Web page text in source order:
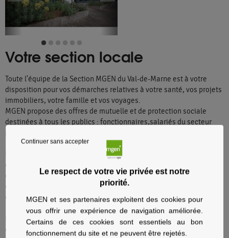
Le respect de votre vie privée est notre
priorité.
MGEN et ses partenaires exploitent des cookies pour
vous offrir une expérience de navigation améliorée.
Certains de ces cookies sont essentiels au bon
fonctionnement du site et ne peuvent être rejetés.
Continuer sans accepter
Votre section locale
Toute l'équipe de la Section MGEN du Val-de-Marne est à votre
disposition pour vos démarches relatives à votre santé, vos projets
immobiliers, votre famille et vos voyages.
MGEN propose des offres de mutuelle et de protection sociale
destinées à tous les publics : fonctionnaires,salariés du secteur
La Section MGEN du Val-de-Marne est constituée de conseillers
quotidien dans de nombreuses actions de prévention. Faites
confiance à MGEN pour bénéficier d'un engagement responsable
et militant, en matière d'assurance santé et mutuelle à Créteil.
N'hésitez pas à vous inscrire aux événements que nous organisons
et à prendre rendez-vous avec un conseiller MGEN basé à Créteil.